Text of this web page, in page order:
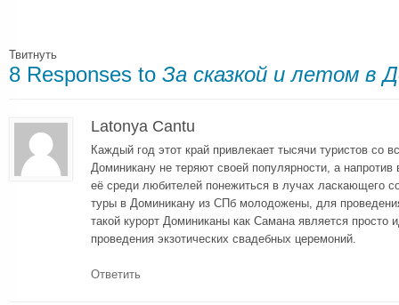
Твитнуть
8 Responses to За сказкой и летом в
Latonya Cantu
Каждый год этот край привлекает тысячи туристов со
Доминикану не теряют своей популярности, а
её среди любителей понежиться в лучах ласкающего
туры в Доминикану из СПб молодожены, для
такой курорт Доминиканы как Самана является
проведения экзотических свадебных церемоний.
Ответить